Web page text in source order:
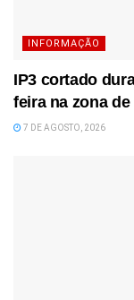
INFORMAÇÃO
IP3 cortado
feira na zona de
7 DE AGOSTO, 2026